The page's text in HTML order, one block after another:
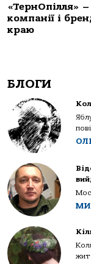
«ТернОпілля»
компанії і
краю
БЛОГИ